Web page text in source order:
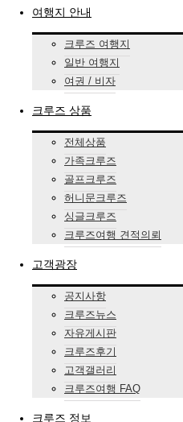
여행지 안내
크루즈 여행지
일반 여행지
여권 / 비자
크루즈 상품
전체상품
가족크루즈
골프크루즈
허니문크루즈
싱글크루즈
크루즈여행 견적의뢰
고객광장
공지사항
크루즈뉴스
자유게시판
크루즈후기
고객갤러리
크루즈여행 FAQ
크루즈 정보